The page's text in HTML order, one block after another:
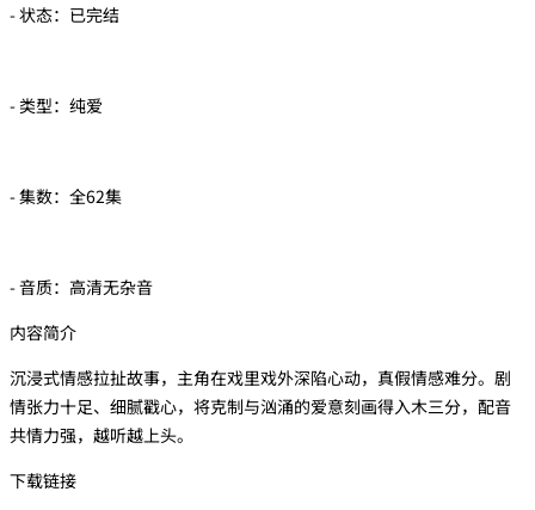
- 状态：已完结
- 类型：纯爱
- 集数：全62集
- 音质：高清无杂音
内容简介
沉浸式情感拉扯故事，主角在戏里戏外深陷心动，真假情感难分。剧
情张力十足、细腻戳心，将克制与汹涌的爱意刻画得入木三分，配音
共情力强，越听越上头。
下载链接